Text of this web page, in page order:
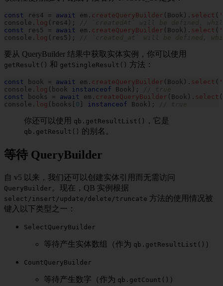
const res4 = await em . createQueryBuilder ( Book ) . select (
console . log ( res4 ) ;
// `createdAt` will be defined,
const res5 = await em . createQueryBuilder ( Book ) . select (
console . log ( res5 ) ; // `created_at` will be defined,
要从 QueryBuilder 结果中获取实体实例，你可以使用
getResult() 和 getSingleResult() 方法：
const book = await em . createQueryBuilder ( Book ) . select (
console . log ( book instanceof Book ) ;
const books = await em . createQueryBuilder ( Book ) . select (
console . log ( books 0 instanceof Book ) ;
你还可以使用 qb.getResultList() ，它是
qb.getResult() 的别名。
等待 QueryBuilder
自 v5 以来，我们还可以创建实体引用而无需访问
QueryBuilder 。现在，QB 实例根据
select/insert/update/delete/truncate 方法的使用情况被
键入以下类型之一：
SelectQueryBuilder
等待产生实体数组（作为 qb.getResultList() ）
CountQueryBuilder
等待产生数字（作为 qb.getCount() ）